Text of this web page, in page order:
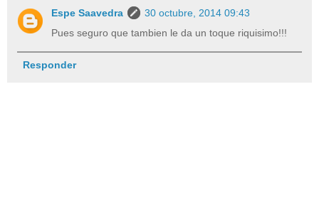
Espe Saavedra
30 octubre, 2014 09:43
Pues seguro que tambien le da un toque riquisimo!!!
Responder